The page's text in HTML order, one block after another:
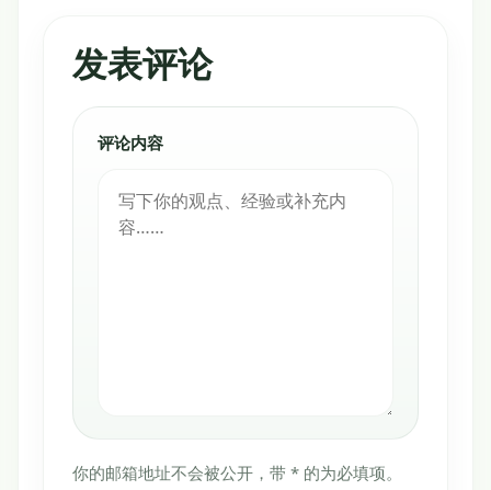
发表评论
你的邮箱地址不会被公开，带 * 的为必填项。
评论内容